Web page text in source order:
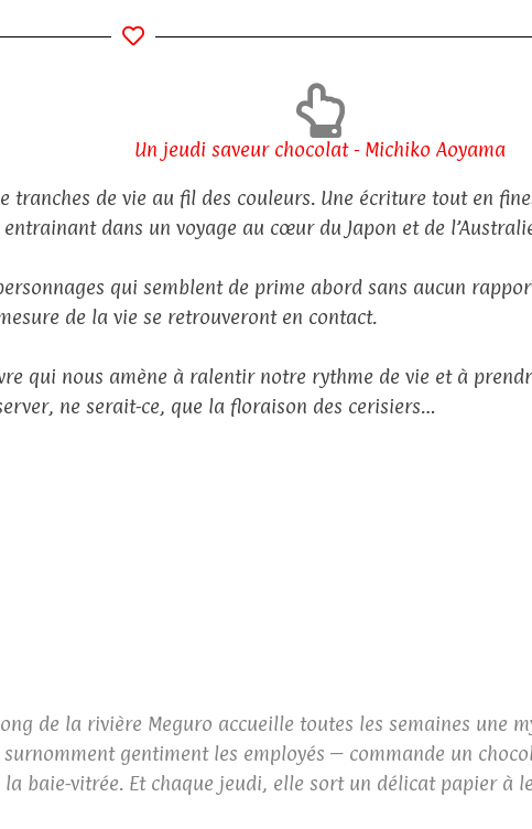
Un jeudi saveur chocolat - Michiko Aoyama
tranches de vie au fil des couleurs. Une écriture tout en
entrainant dans un voyage au cœur du Japon et de
qui semblent de prime abord sans aucun
de la vie se retrouveront en contact.
qui nous amène à ralentir notre rythme de vie et à
ne serait-ce, que la floraison des cerisiers…
de la rivière Meguro accueille toutes les semaines une
gentiment les employés – commande un
baie-vitrée. Et chaque jeudi, elle sort un délicat papier à